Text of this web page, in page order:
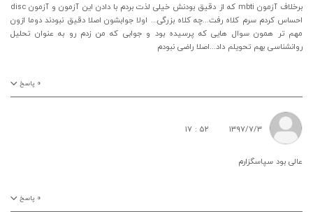
برخلاف آزمون mbti که از دقیق بودنش خیلی لذت بردم با دادن این آزمون و آزمون disc
احساس کردم سرم کلاه رفت...چه کلاه بزرگی... اولا جوابشون اصلا دقیق نبودند دوما ازون
مهم تر همون سوال هایی که پرسیده بود و جوابی که من زدم رو به عنوان تحلیل
روانشناسی بهم تحویلم داد...اصلا راضی نبودم
۰ پاسخ
۱۳۹۷/۷/۳ ۱۷ : ۵۲
عالی بود سپاسگزارم
۰ پاسخ